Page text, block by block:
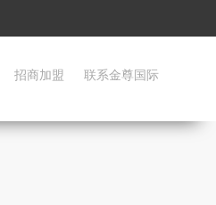
招商加盟 联系金尊国际